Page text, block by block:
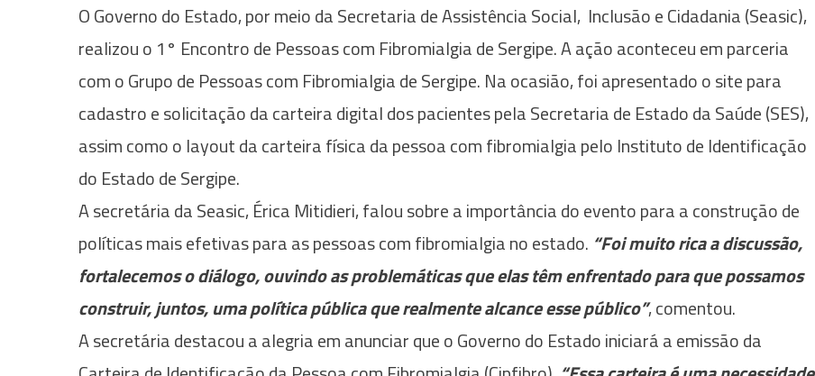
O Governo do Estado, por meio da Secretaria de Assistência Social, Inclusão e Cidadania (Seasic),
realizou o 1° Encontro de Pessoas com Fibromialgia de Sergipe. A ação aconteceu em parceria
com o Grupo de Pessoas com Fibromialgia de Sergipe. Na ocasião, foi apresentado o site para
cadastro e solicitação da carteira digital dos pacientes pela Secretaria de Estado da Saúde (SES),
assim como o layout da carteira física da pessoa com fibromialgia pelo Instituto de Identificação
do Estado de Sergipe.
A secretária da Seasic, Érica Mitidieri, falou sobre a importância do evento para a construção de
políticas mais efetivas para as pessoas com fibromialgia no estado. “Foi muito rica a discussão,
fortalecemos o diálogo, ouvindo as problemáticas que elas têm enfrentado para que possamos
construir, juntos, uma política pública que realmente alcance esse público”, comentou.
A secretária destacou a alegria em anunciar que o Governo do Estado iniciará a emissão da